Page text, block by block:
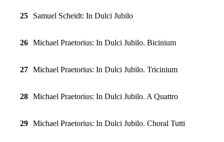
25 Samuel Scheidt: In Dulci Jubilo
26 Michael Praetorius: In Dulci Jubilo. Bicinium
27 Michael Praetorius: In Dulci Jubilo. Tricinium
28 Michael Praetorius: In Dulci Jubilo. A Quattro
29 Michael Praetorius: In Dulci Jubilo. Choral Tutti